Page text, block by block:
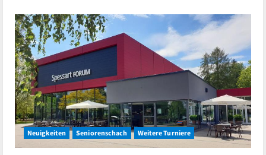
Doppelsieg
für
FM
Jana
Schneider
und
GM
Leonardo
Costa
Neuigkeiten Seniorenschach Weitere Turniere